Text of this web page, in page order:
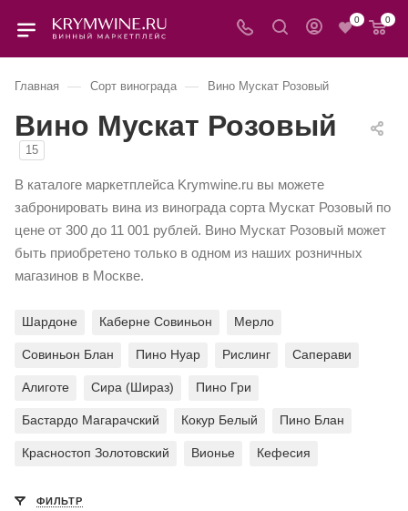
0 0
Главная — Сорт винограда — Вино Мускат Розовый
Вино Мускат Розовый
15
В каталоге маркетплейса Krymwine.ru вы можете
забронировать вина из винограда сорта Мускат Розовый по
цене от 300 до 11 001 рублей. Вино Мускат Розовый может
быть приобретено только в одном из наших розничных
магазинов в Москве.
Шардоне Каберне Совиньон Мерло
Совиньон Блан Пино Нуар Рислинг Саперави
Алиготе Сира (Шираз) Пино Гри
Бастардо Магарачский Кокур Белый Пино Блан
Красностоп Золотовский Вионье Кефесия
ФИЛЬТР